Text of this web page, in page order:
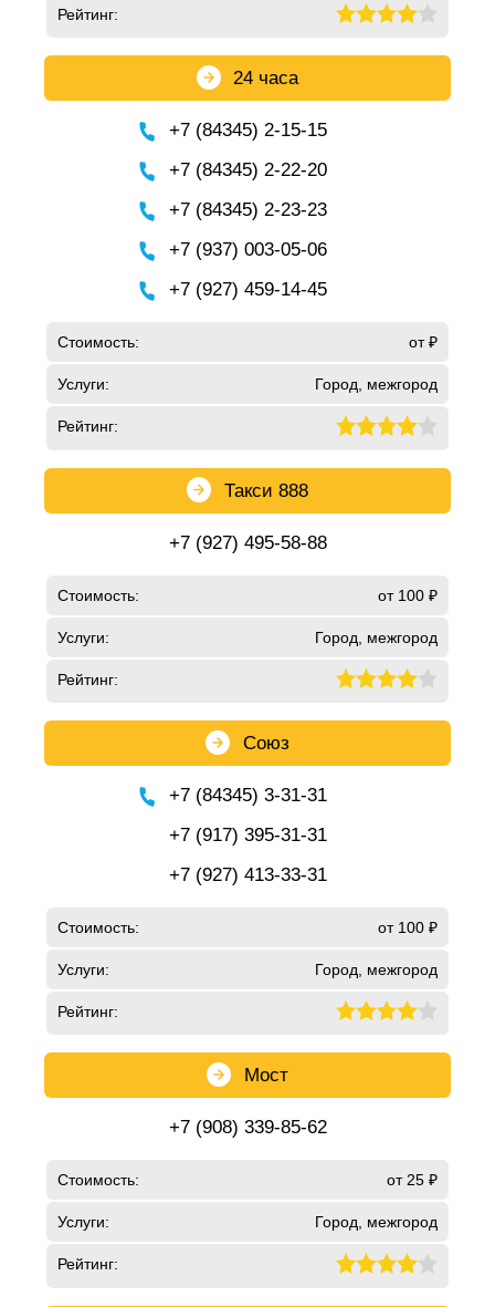
Рейтинг:
24 часа
+7 (84345) 2-15-15
+7 (84345) 2-22-20
+7 (84345) 2-23-23
+7 (937) 003-05-06
+7 (927) 459-14-45
Стоимость: от ₽
Услуги: Город, межгород
Рейтинг:
Такси 888
+7 (927) 495-58-88
Стоимость: от 100 ₽
Услуги: Город, межгород
Рейтинг:
Союз
+7 (84345) 3-31-31
+7 (917) 395-31-31
+7 (927) 413-33-31
Стоимость: от 100 ₽
Услуги: Город, межгород
Рейтинг:
Мост
+7 (908) 339-85-62
Стоимость: от 25 ₽
Услуги: Город, межгород
Рейтинг: